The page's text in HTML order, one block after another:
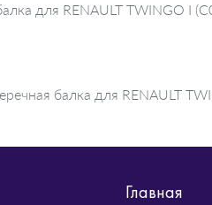
для RENAULT TWINGO I
балка для RENAULT
Главная